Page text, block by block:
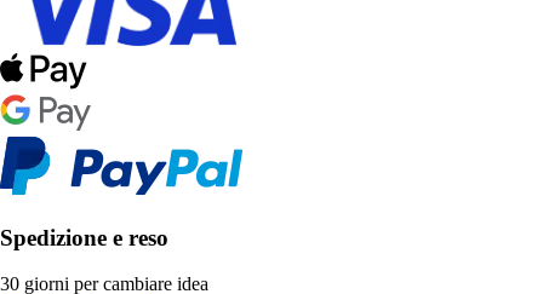
Spedizione e reso
30 giorni per cambiare idea